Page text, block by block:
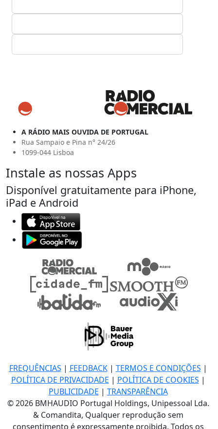
A RÁDIO MAIS OUVIDA DE PORTUGAL
Rua Sampaio e Pina n° 24/26
1099-044 Lisboa
Instale as nossas Apps
Disponível gratuitamente para iPhone,
iPad e Android
FREQUÊNCIAS | FEEDBACK| TERMOS E CONDIÇÕES |
POLÍTICA DE PRIVACIDADE | POLÍTICA DE COOKIES |
PUBLICIDADE | TRANSPARÊNCIA
© 2026 BMHAUDIO Portugal Holdings, Unipessoal Lda.
& Comandita, Qualquer reprodução sem
consentimento é expressamente proibida. Todos os